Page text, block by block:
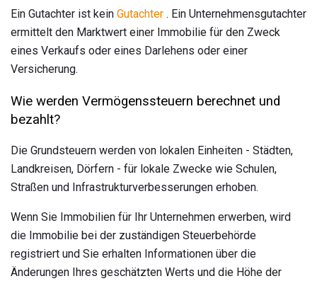
Ein Gutachter ist kein Gutachter . Ein Unternehmensgutachter
ermittelt den Marktwert einer Immobilie für den Zweck
eines Verkaufs oder eines Darlehens oder einer
Versicherung.
Wie werden Vermögenssteuern berechnet und
bezahlt?
Die Grundsteuern werden von lokalen Einheiten - Städten,
Landkreisen, Dörfern - für lokale Zwecke wie Schulen,
Straßen und Infrastrukturverbesserungen erhoben.
Wenn Sie Immobilien für Ihr Unternehmen erwerben, wird
die Immobilie bei der zuständigen Steuerbehörde
registriert und Sie erhalten Informationen über die
Änderungen Ihres geschätzten Werts und die Höhe der